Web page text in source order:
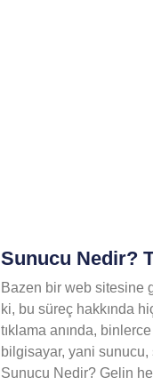
Sunucu Nedir?
Bazen bir web sitesine
ki, bu süreç hakkında
tıklama anında,
bilgisayar, yani sunucu,
Sunucu Nedir? Gelin